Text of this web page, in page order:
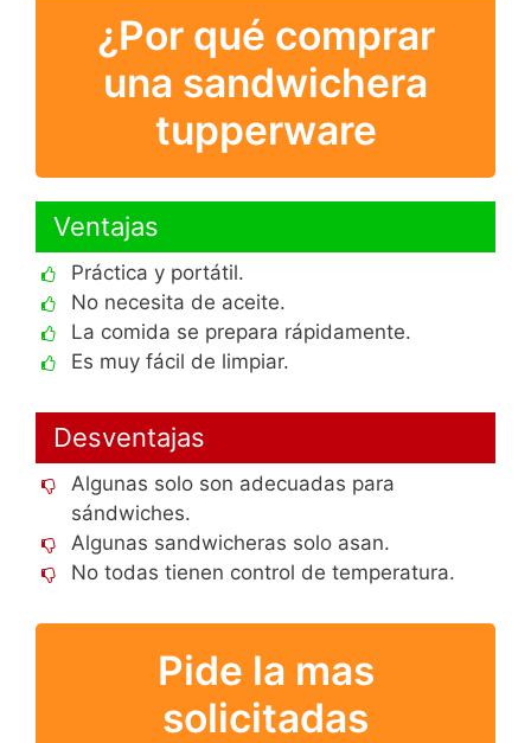
¿Por qué comprar
una sandwichera
tupperware
Ventajas
Práctica y portátil.
No necesita de aceite.
La comida se prepara rápidamente.
Es muy fácil de limpiar.
Desventajas
Algunas solo son adecuadas para
sándwiches.
Algunas sandwicheras solo asan.
No todas tienen control de temperatura.
Pide la mas
solicitadas